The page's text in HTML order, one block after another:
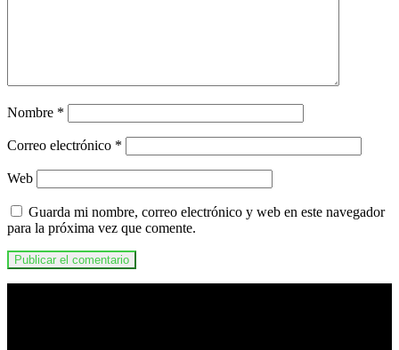
Nombre *
Correo electrónico *
Web
Guarda mi nombre, correo electrónico y web en este navegador
para la próxima vez que comente.